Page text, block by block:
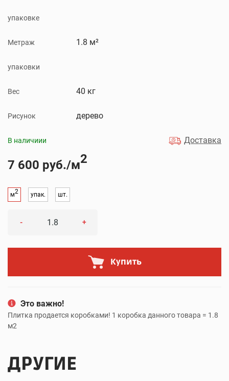
упаковке
Метраж
упаковки
1.8 м²
Вес 40 кг
Рисунок дерево
В наличиии Доставка
7 600 руб./м2
м2 упак. шт.
- +
Купить
Это важно!
Плитка продается коробками! 1 коробка данного товара = 1.8
м2
ДРУГИЕ